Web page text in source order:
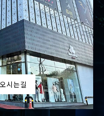
시는길